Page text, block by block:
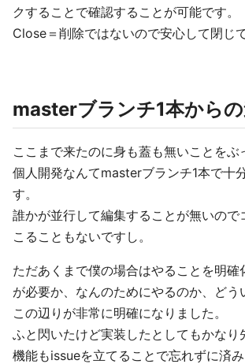
クすることで確認することが可能です。
Close＝削除ではないので安心して閉じて
masterブランチ1本から
ここまで来たのに身も蓋も無いことをぶ
個人開発なんてmasterブランチ1本で十
す。
誰かが並行して編集することが無いので
こることもないですし。
ただあくまで僕の場合はやることを明確
が必要か、なんのためにやるのか、どう
この辺りが非常に明確になりました。
ふと閃いたけど実装したとしてもかなり
機能もissueを立てることで忘れずに済み